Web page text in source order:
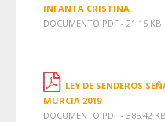
INFANTA CRISTINA
DOCUMENTO PDF - 21.15 KB
LEY DE SENDEROS
MURCIA 2019
DOCUMENTO PDF - 385.42 KB